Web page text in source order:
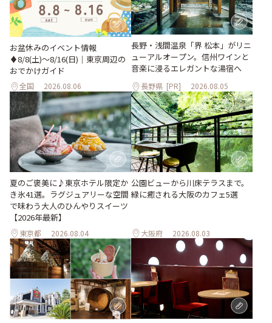
お盆休みのイベント情報
♦︎8/8(土)〜8/16(日)｜東京周辺の
おでかけガイド
全国 2026.08.06
長野・浅間温泉「界 松本」がリニ
ューアルオープン。信州ワインと
音楽に浸るエレガントな湯宿へ
長野県 [PR] 2026.08.05
夏のご褒美に♪東京ホテル限定か
き氷41選。ラグジュアリーな空間
で味わう大人のひんやりスイーツ
【2026年最新】
東京都 2026.08.04
公園ビューから川床テラスまで。
緑に癒される大阪のカフェ5選
大阪府 2026.08.03